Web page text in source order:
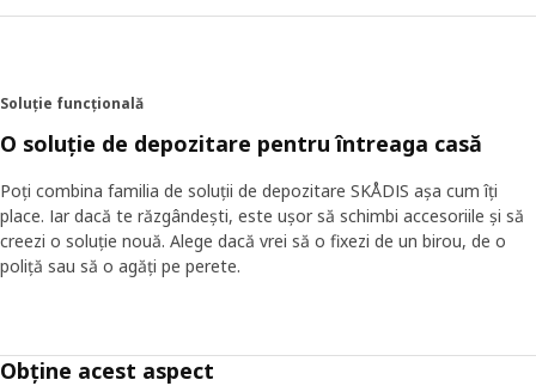
Soluție funcțională
O soluție de depozitare pentru întreaga casă
Poți combina familia de soluții de depozitare SKÅDIS așa cum îți
place. Iar dacă te răzgândești, este ușor să schimbi accesoriile și să
creezi o soluție nouă. Alege dacă vrei să o fixezi de un birou, de o
poliță sau să o agăți pe perete.
Obține acest aspect